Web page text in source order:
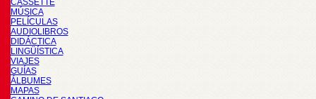
CASSETTE
MÚSICA
PELÍCULAS
AUDIOLIBROS
DIDÁCTICA
LINGÜÍSTICA
VIAJES
GUÍAS
ÁLBUMES
MAPAS